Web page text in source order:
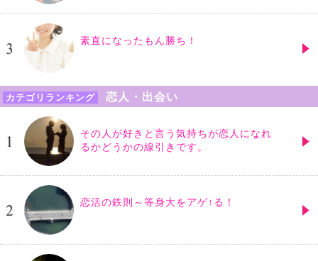
素直になったもん勝ち！
カテゴリランキング 恋人・出会い
その人が好きと言う気持ちが恋人になれ
るかどうかの線引きです。
恋活の鉄則～等身大をアゲ↑る！